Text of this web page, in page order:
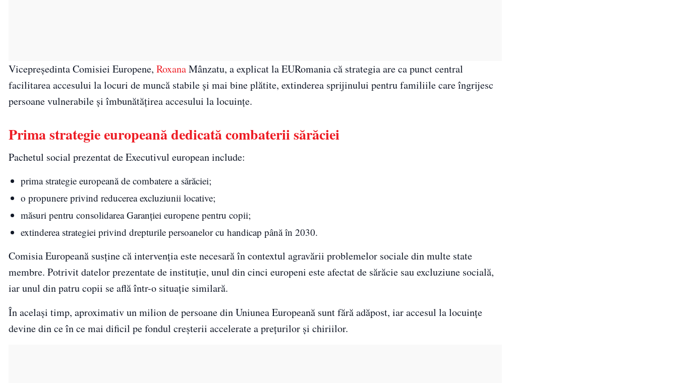
Vicepreședinta Comisiei Europene, RoxanaMânzatu, a explicat la EURomania că strategia are ca punct central
facilitarea accesului la locuri de muncă stabile și mai bine plătite, extinderea sprijinului pentru familiile care îngrijesc
persoane vulnerabile și îmbunătățirea accesului la locuințe.
Prima strategie europeană dedicată combaterii sărăciei
Pachetul social prezentat de Executivul european include:
prima strategie europeană de combatere a sărăciei;
o propunere privind reducerea excluziunii locative;
măsuri pentru consolidarea Garanției europene pentru copii;
extinderea strategiei privind drepturile persoanelor cu handicap până în 2030.
Comisia Europeană susține că intervenția este necesară în contextul agravării problemelor sociale din multe state
membre. Potrivit datelor prezentate de instituție, unul din cinci europeni este afectat de sărăcie sau excluziune socială,
iar unul din patru copii se află într-o situație similară.
În același timp, aproximativ un milion de persoane din Uniunea Europeană sunt fără adăpost, iar accesul la locuințe
devine din ce în ce mai dificil pe fondul creșterii accelerate a prețurilor și chiriilor.